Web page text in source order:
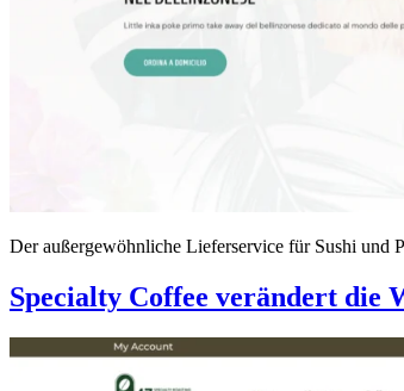
Der außergewöhnliche Lieferservice für Sushi
Specialty Coffee verändert die